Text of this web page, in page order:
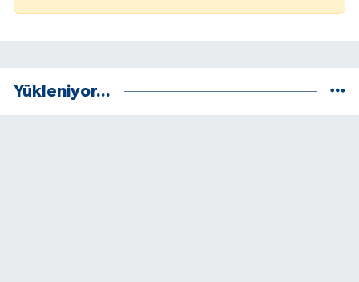
Yükleniyor...